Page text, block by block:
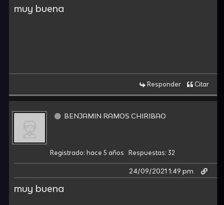
muy buena
Responder Citar
BENJAMIN RAMOS CHIRIBAO
Registrado: hace 5 años Respuestas: 32
24/09/2021 1:49 pm
muy buena